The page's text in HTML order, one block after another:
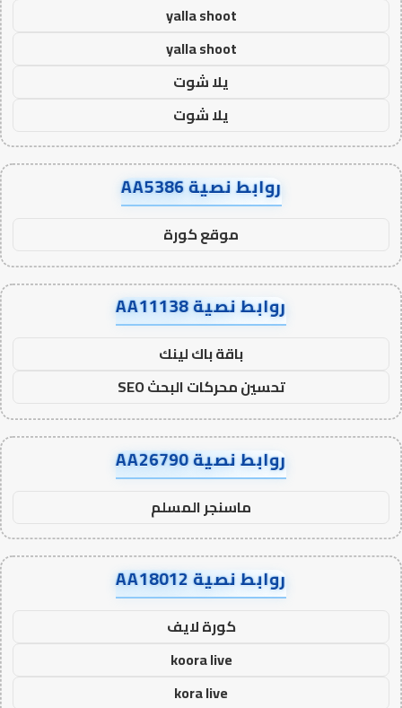
yalla shoot
yalla shoot
يلا شوت
يلا شوت
روابط نصية AA5386
موقع كورة
روابط نصية AA11138
باقة باك لينك
تحسين محركات البحث SEO
روابط نصية AA26790
ماسنجر المسلم
روابط نصية AA18012
كورة لايف
koora live
kora live